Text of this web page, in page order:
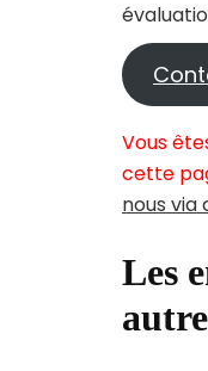
Vous
cette
nous via
Les